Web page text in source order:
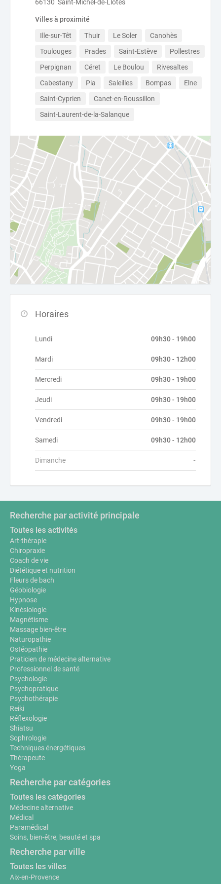
66130 Saint-Michel-de-Llotes
Villes à proximité
Ille-sur-Têt Thuir Le Soler
Canohès
Toulouges
Prades Saint-Estève
Pollestres
Perpignan
Céret Le Boulou
Rivesaltes
Cabestany
Pia Saleilles Bompas
Elne
Saint-Cyprien
Canet-en-Roussillon
Saint-Laurent-de-la-Salanque
Horaires
Lundi 09h30 - 19h00
Mardi 09h30 - 12h00
Mercredi 09h30 - 19h00
Jeudi 09h30 - 19h00
Vendredi 09h30 - 19h00
Samedi 09h30 - 12h00
Dimanche -
Recherche par activité principale
Toutes les activités
Art-thérapie
Chiropraxie
Coach de vie
Diététique et nutrition
Fleurs de bach
Géobiologie
Hypnose
Kinésiologie
Magnétisme
Massage bien-être
Naturopathie
Ostéopathie
Praticien de médecine alternative
Professionnel de santé
Psychologie
Psychopratique
Psychothérapie
Reiki
Réflexologie
Shiatsu
Sophrologie
Techniques énergétiques
Thérapeute
Yoga
Recherche par catégories
Toutes les catégories
Médecine alternative
Médical
Paramédical
Soins, bien-être, beauté et spa
Recherche par ville
Toutes les villes
Aix-en-Provence